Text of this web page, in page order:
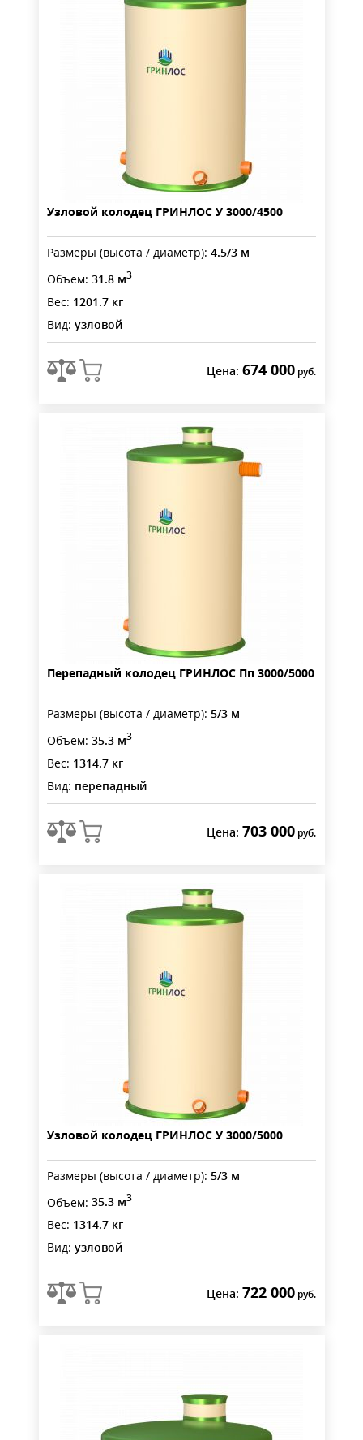
Узловой колодец ГРИНЛОС У 3000/4500
Размеры (высота / диаметр): 4.5/3 м
Объем: 31.8 м3
Вес: 1201.7 кг
Вид: узловой
Цена: 674 000 руб.
Перепадный колодец ГРИНЛОС Пп 3000/5000
Размеры (высота / диаметр): 5/3 м
Объем: 35.3 м3
Вес: 1314.7 кг
Вид: перепадный
Цена: 703 000 руб.
Узловой колодец ГРИНЛОС У 3000/5000
Размеры (высота / диаметр): 5/3 м
Объем: 35.3 м3
Вес: 1314.7 кг
Вид: узловой
Цена: 722 000 руб.